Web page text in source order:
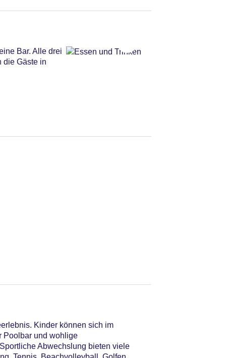
Bar. Alle drei
die Gäste in
Kinder können sich im
Poolbar und wohlige
Abwechslung bieten viele